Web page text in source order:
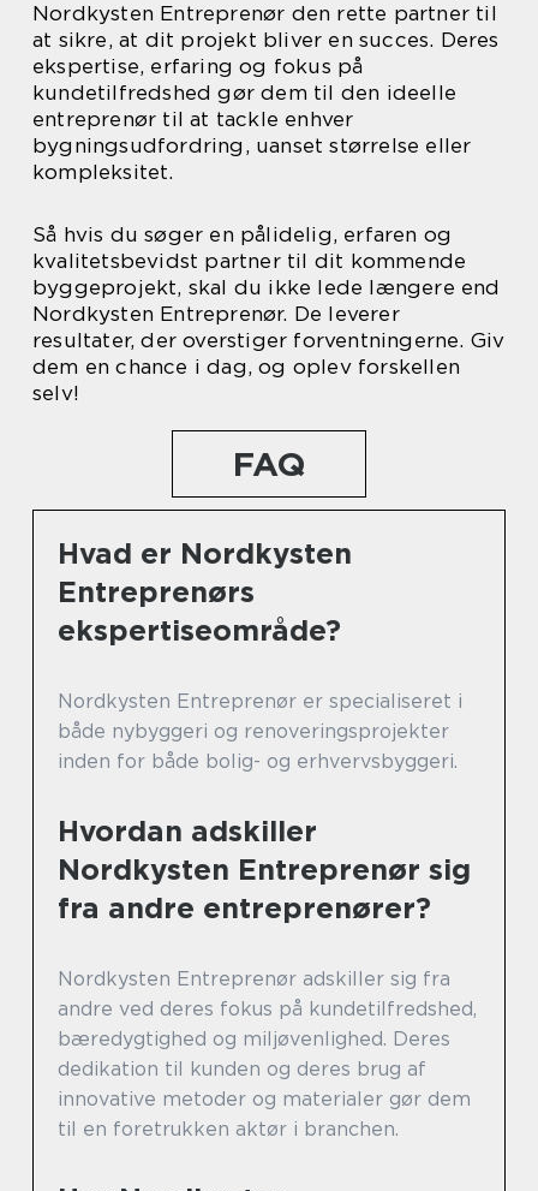
Nordkysten Entreprenør den rette partner til
at sikre, at dit projekt bliver en succes. Deres
ekspertise, erfaring og fokus på
kundetilfredshed gør dem til den ideelle
entreprenør til at tackle enhver
bygningsudfordring, uanset størrelse eller
kompleksitet.
Så hvis du søger en pålidelig, erfaren og
kvalitetsbevidst partner til dit kommende
byggeprojekt, skal du ikke lede længere end
Nordkysten Entreprenør. De leverer
resultater, der overstiger forventningerne. Giv
dem en chance i dag, og oplev forskellen
selv!
FAQ
Hvad er Nordkysten
Entreprenørs
ekspertiseområde?
Nordkysten Entreprenør er specialiseret i
både nybyggeri og renoveringsprojekter
inden for både bolig- og erhvervsbyggeri.
Hvordan adskiller
Nordkysten Entreprenør sig
fra andre entreprenører?
Nordkysten Entreprenør adskiller sig fra
andre ved deres fokus på kundetilfredshed,
bæredygtighed og miljøvenlighed. Deres
dedikation til kunden og deres brug af
innovative metoder og materialer gør dem
til en foretrukken aktør i branchen.